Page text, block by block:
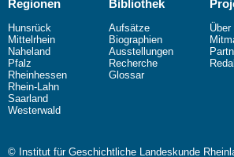
Regionen
Hunsrück
Mittelrhein
Naheland
Pfalz
Rheinhessen
Rhein-Lahn
Saarland
Westerwald
Bibliothek
Aufsätze
Biographien
Ausstellungen
Recherche
Glossar
Über
© Institut für Geschichtliche Landeskunde